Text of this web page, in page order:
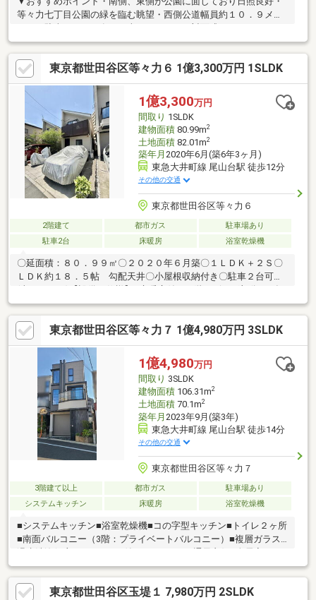
等々力七丁目公園の緑を臨む眺望・西側公道幅員約１０．９メー
トル・駐車スペース有り（車種による）・対面式システムキッチ
ン（食器洗浄乾燥機付）・キッチン背面には食器棚を設置・洗面
室も兼ねた広々とした2階トイレ・1階納戸は、収納の他、様々用
途に利用可能▼令和４年リフォーム履歴有り・間取り変更・キッ
チン交換・浴室交換・洗面化粧台交換・トイレ交換・クロス貼
替・フローリング貼替 等
東京都世田谷区等々力６ 1億3,300万円 1SLDK
1億3,300万円
間取り 1SLDK
建物面積80.99m2
土地面積82.01m2
築年月 2020年6月(築6年3ヶ月)
東急大井町線 尾山台駅 徒歩12分
その他の交通
東京都世田谷区等々力６
2階建て 都市ガス
駐車場あり
駐車2台
床暖房 浴室乾燥機
〇延面積：８０．９９㎡〇２０２０年６月築〇１ＬＤＫ＋２Ｓ〇
ＬＤＫ約１８．５帖 勾配天井〇小屋根収納付き〇駐車２台可能
器洗浄付乾燥機■浴室乾燥機付■モニター付インターフォン
東京都世田谷区等々力７ 1億4,980万円 3SLDK
1億4,980万円
間取り 3SLDK
建物面積106.31m2
土地面積70.1m2
築年月 2023年9月(築3年)
東急大井町線 尾山台駅 徒歩14分
その他の交通
東京都世田谷区等々力７
3階建て以上 都市ガス
駐車場あり
システムキッチン
床暖房 浴室乾燥機
■システムキッチン■浴室乾燥機■コの字型キッチン■トイレ２ヶ所
■南面バルコニー（3階：プライベートバルコニー）■複層ガラス■
温水洗浄便座■ＴＶモニタ付インターホン■通風良好■全居室フロ
ーリング■電動シャッター付カーポート■３階建以上■都市ガス■床
暖房■食器洗乾燥機■浄水器
東京都世田谷区玉堤１ 7,980万円 2SLDK